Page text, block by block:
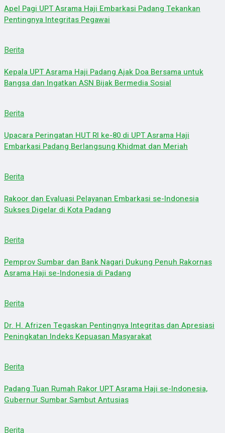
Apel Pagi UPT Asrama Haji Embarkasi Padang Tekankan
Pentingnya Integritas Pegawai
Berita
Kepala UPT Asrama Haji Padang Ajak Doa Bersama untuk
Bangsa dan Ingatkan ASN Bijak Bermedia Sosial
Berita
Upacara Peringatan HUT RI ke-80 di UPT Asrama Haji
Embarkasi Padang Berlangsung Khidmat dan Meriah
Berita
Rakoor dan Evaluasi Pelayanan Embarkasi se-Indonesia
Sukses Digelar di Kota Padang
Berita
Pemprov Sumbar dan Bank Nagari Dukung Penuh Rakornas
Asrama Haji se-Indonesia di Padang
Berita
Dr. H. Afrizen Tegaskan Pentingnya Integritas dan Apresiasi
Peningkatan Indeks Kepuasan Masyarakat
Berita
Padang Tuan Rumah Rakor UPT Asrama Haji se-Indonesia,
Gubernur Sumbar Sambut Antusias
Berita